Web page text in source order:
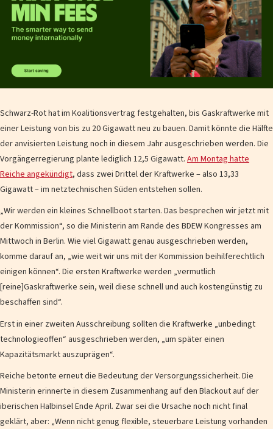
Schwarz-Rot hat im Koalitionsvertrag festgehalten, bis Gaskraftwerke mit
einer Leistung von bis zu 20 Gigawatt neu zu bauen. Damit könnte die Hälfte
der anvisierten Leistung noch in diesem Jahr ausgeschrieben werden. Die
Vorgängerregierung plante lediglich 12,5 Gigawatt. Am Montag hatte
Reiche angekündigt, dass zwei Drittel der Kraftwerke – also 13,33
Gigawatt – im netztechnischen Süden entstehen sollen.
„Wir werden ein kleines Schnellboot starten. Das besprechen wir jetzt mit
der Kommission“, so die Ministerin am Rande des BDEW Kongresses am
Mittwoch in Berlin. Wie viel Gigawatt genau ausgeschrieben werden,
komme darauf an, „wie weit wir uns mit der Kommission beihilferechtlich
einigen können“. Die ersten Kraftwerke werden „vermutlich
[reine]Gaskraftwerke sein, weil diese schnell und auch kostengünstig zu
beschaffen sind“.
Erst in einer zweiten Ausschreibung sollten die Kraftwerke „unbedingt
technologieoffen“ ausgeschrieben werden, „um später einen
Kapazitätsmarkt auszuprägen“.
Reiche betonte erneut die Bedeutung der Versorgungssicherheit. Die
Ministerin erinnerte in diesem Zusammenhang auf den Blackout auf der
iberischen Halbinsel Ende April. Zwar sei die Ursache noch nicht final
geklärt, aber: „Wenn nicht genug flexible, steuerbare Leistung vorhanden